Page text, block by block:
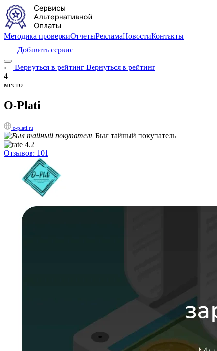
Методика проверкиОтчетыРекламаНовостиКонтакты
Добавить сервис
Вернуться в рейтинг Вернуться в рейтинг
4
место
O-Plati
o-plati.ru
Был тайный покупатель
4.2
Отзывов: 101